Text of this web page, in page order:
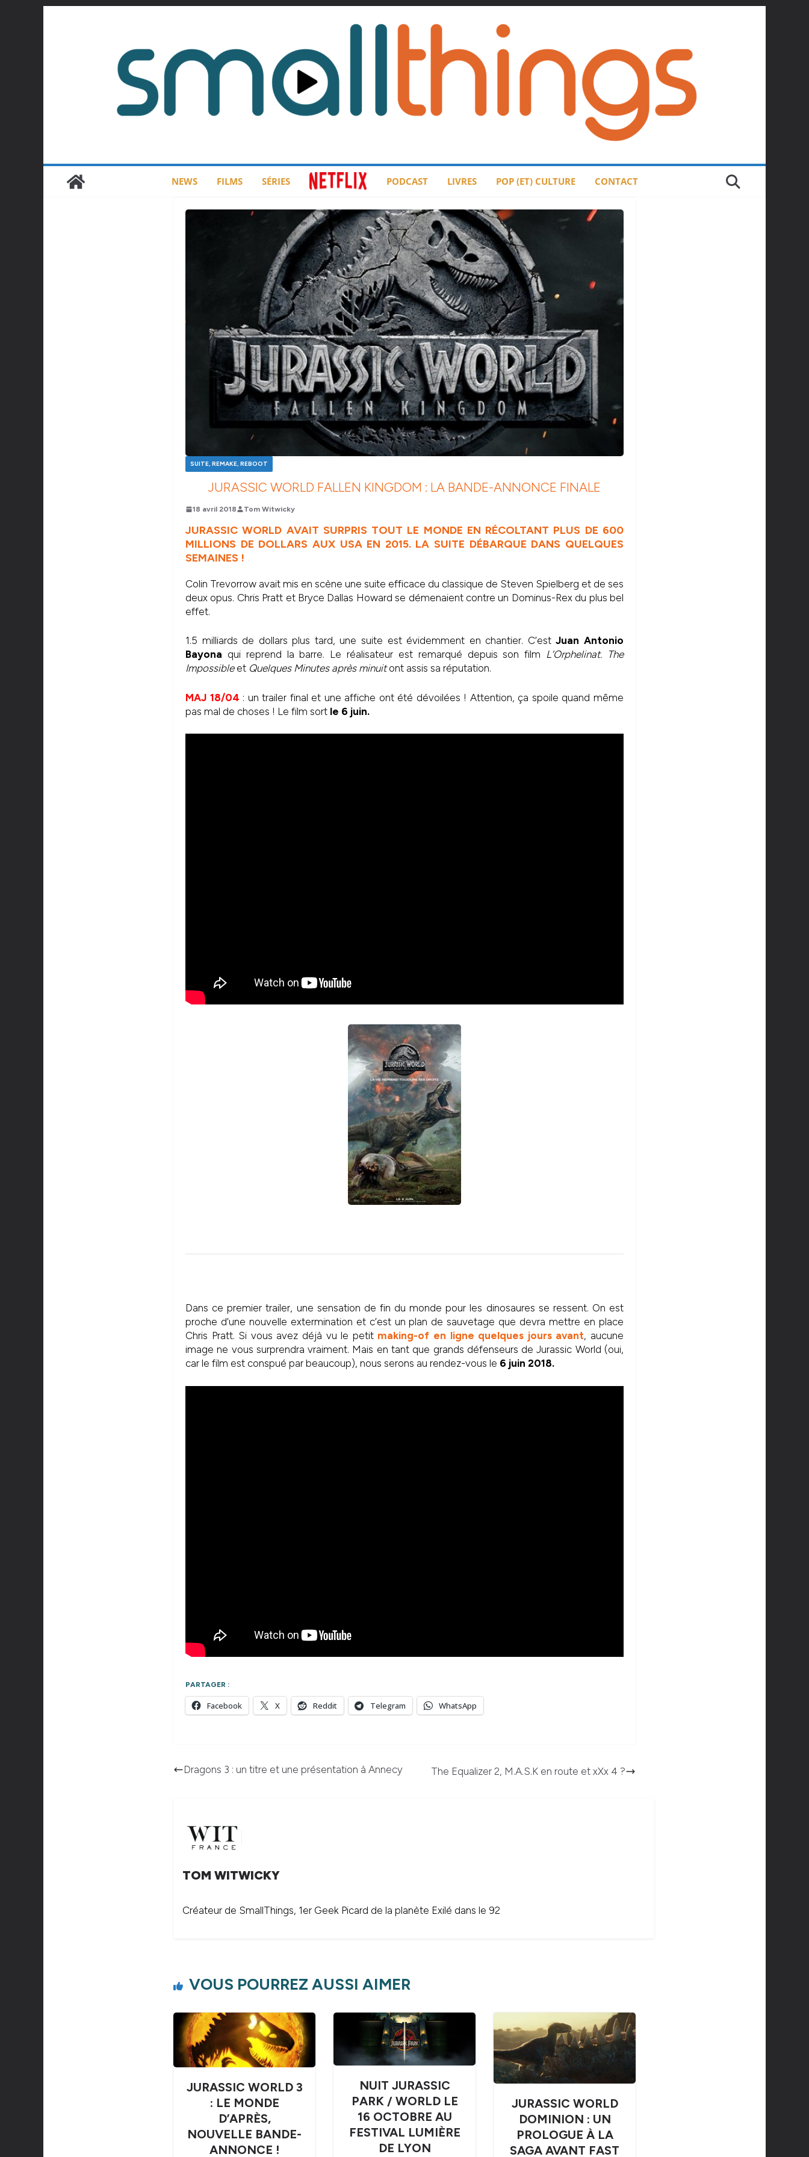
NEWS FILMS SÉRIES PODCAST LIVRES POP (ET) CULTURE CONTACT
SUITE, REMAKE, REBOOT
JURASSIC WORLD FALLEN KINGDOM : LA BANDE-ANNONCE FINALE
18 avril 2018 Tom Witwicky
JURASSIC WORLD AVAIT SURPRIS TOUT LE MONDE EN RÉCOLTANT PLUS DE 600
MILLIONS DE DOLLARS AUX USA EN 2015. LA SUITE DÉBARQUE DANS QUELQUES
SEMAINES !
Colin Trevorrow avait mis en scène une suite efficace du classique de Steven Spielberg et de ses
deux opus. Chris Pratt et Bryce Dallas Howard se démenaient contre un Dominus-Rex du plus bel
effet.
1.5 milliards de dollars plus tard, une suite est évidemment en chantier. C’estJuan Antonio
Bayona qui reprend la barre. Le réalisateur est remarqué depuis son film L’Orphelinat. The
Impossibleet Quelques Minutes après minuitont assis sa réputation.
MAJ 18/04 : un trailer final et une affiche ont été dévoilées ! Attention, ça spoile quand même
pas mal de choses ! Le film sort le 6 juin.
Dans ce premier trailer, une sensation de fin du monde pour les dinosaures se ressent. On est
proche d’une nouvelle extermination et c’est un plan de sauvetage que devra mettre en place
Chris Pratt. Si vous avez déjà vu le petit making-of en ligne quelques jours avant, aucune
image ne vous surprendra vraiment. Mais en tant que grands défenseurs de Jurassic World (oui,
car le film est conspué par beaucoup), nous serons au rendez-vous le 6 juin 2018.
PARTAGER :
Facebook X Reddit Telegram WhatsApp
Dragons 3 : un titre et une présentation à Annecy The Equalizer 2, M.A.S.K en route et xXx 4 ?
TOM WITWICKY
Créateur de SmallThings, 1er Geek Picard de la planète Exilé dans le 92
VOUS POURREZ AUSSI AIMER
JURASSIC WORLD 3
: LE MONDE
D’APRÈS,
NOUVELLE BANDE-
ANNONCE !
NUIT JURASSIC
PARK / WORLD LE
16 OCTOBRE AU
FESTIVAL LUMIÈRE
DE LYON
JURASSIC WORLD
DOMINION : UN
PROLOGUE À LA
SAGA AVANT FAST